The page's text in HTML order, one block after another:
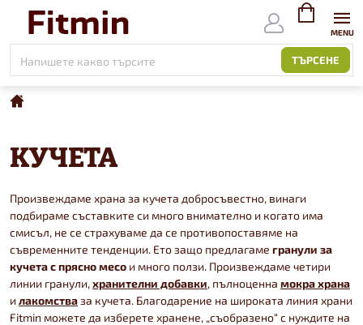
съдържанието
ТЪРСЕНЕ
ВИЖ
Начало
КУЧЕТА
Произвеждаме храна за кучета добросъвестно, винаги
подбираме съставките си много внимателно и когато има
смисъл, не се страхуваме да се противопоставяме на
съвременните тенденции. Ето защо предлагаме гранули за
кучета с прясно месо и много ползи. Произвеждаме четири
линии гранули,хранителни добавки, пълноценна мокра храна
и лакомстваза кучета. Благодарение на широката линия храни
Fitmin можете да изберете хранене, „съобразено“ с нуждите на